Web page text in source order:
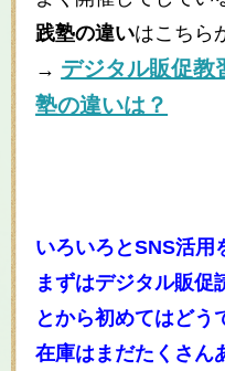
践塾の違いはこちら
→ デジタル販促教
塾の違いは？
いろいろとSNS活用
まずはデジタル販促
とから初めてはどう
在庫はまだたくさん